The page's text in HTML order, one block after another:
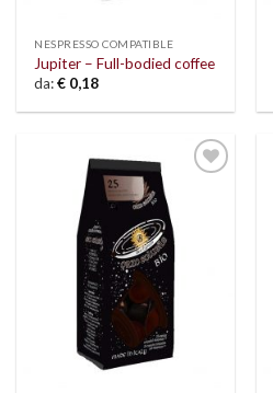
NESPRESSO COMPATIBLE
Jupiter – Full-bodied coffee
da:€ 0,18